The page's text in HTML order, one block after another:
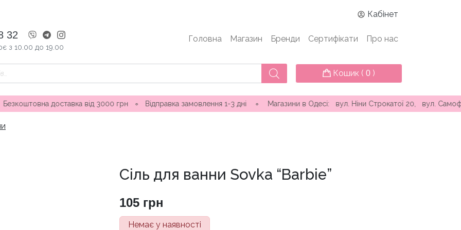
Кабінет
32
з 10.00 до 19.00
Головна Магазин Бренди Сертифікати Про нас
Кошик ( 0 )
доставка від 3000 грн∘Відправка замовлення 1-3 дні ∘ Магазини в Одесі: вул. Ніни Строкатої 20, вул. Самофалова (
Сіль для ванни Sovka “Barbie”
105 грн
Немає у наявності